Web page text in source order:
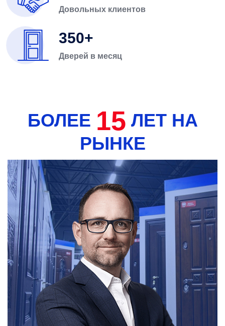
Довольных клиентов
350
Дверей в месяц
БОЛЕЕ 15 ЛЕТ НА
РЫНКЕ